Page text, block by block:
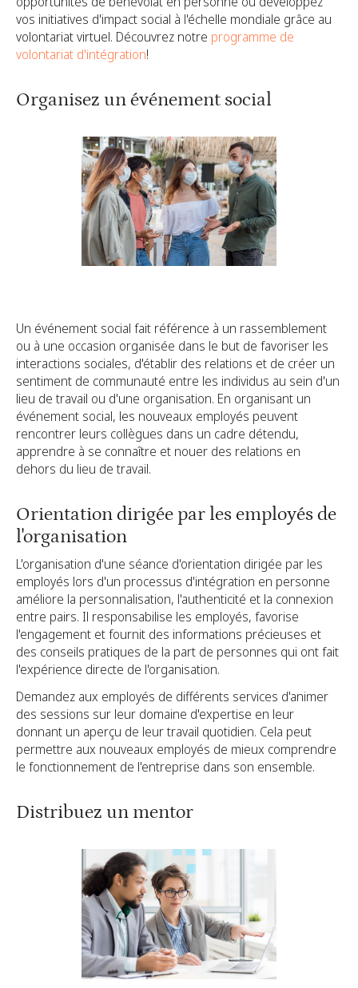
vos initiatives d'impact social à l'échelle mondiale grâce au
volontariat virtuel. Découvrez notre programme de
volontariat d'intégration!
Organisez un événement social
Un événement social fait référence à un rassemblement
ou à une occasion organisée dans le but de favoriser les
interactions sociales, d'établir des relations et de créer un
sentiment de communauté entre les individus au sein d'un
lieu de travail ou d'une organisation. En organisant un
événement social, les nouveaux employés peuvent
rencontrer leurs collègues dans un cadre détendu,
apprendre à se connaître et nouer des relations en
dehors du lieu de travail.
Orientation dirigée par les employés de
l'organisation
L'organisation d'une séance d'orientation dirigée par les
employés lors d'un processus d'intégration en personne
améliore la personnalisation, l'authenticité et la connexion
entre pairs. Il responsabilise les employés, favorise
l'engagement et fournit des informations précieuses et
des conseils pratiques de la part de personnes qui ont fait
l'expérience directe de l'organisation.
Demandez aux employés de différents services d'animer
des sessions sur leur domaine d'expertise en leur
donnant un aperçu de leur travail quotidien. Cela peut
permettre aux nouveaux employés de mieux comprendre
le fonctionnement de l'entreprise dans son ensemble.
Distribuez un mentor